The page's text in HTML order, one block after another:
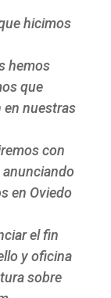
hicimos
hemos
que
en nuestras
con
en Oviedo
el fin
y oficina
sobre